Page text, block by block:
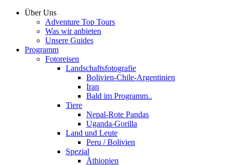
Über Uns
Adventure Top Tours
Was wir anbieten
Unsere Guides
Programm
Fotoreisen
Landschaftsfotografie
Bolivien-Chile-Argentinien
Iran
Bald im Programm..
Tiere
Nepal-Rote Pandas
Uganda-Gorilla
Land und Leute
Peru / Bolivien
Spezial
Äthiopien